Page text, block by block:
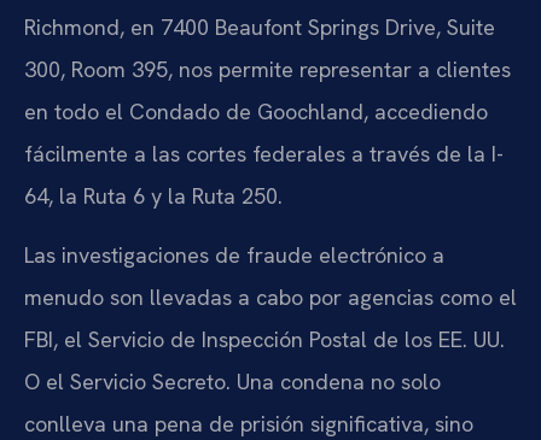
Richmond, en 7400 Beaufont Springs Drive, Suite
300, Room 395, nos permite representar a clientes
en todo el Condado de Goochland, accediendo
fácilmente a las cortes federales a través de la I-
64, la Ruta 6 y la Ruta 250.
Las investigaciones de fraude electrónico a
menudo son llevadas a cabo por agencias como el
FBI, el Servicio de Inspección Postal de los EE. UU.
O el Servicio Secreto. Una condena no solo
conlleva una pena de prisión significativa, sino